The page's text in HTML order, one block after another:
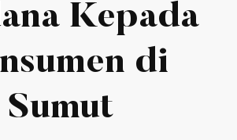
Kepada
di
Sumut